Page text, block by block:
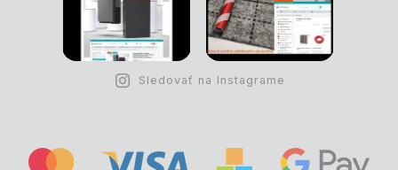
Sledovať na Instagrame